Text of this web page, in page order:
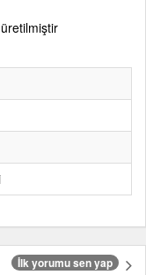
İlk yorumu sen yap